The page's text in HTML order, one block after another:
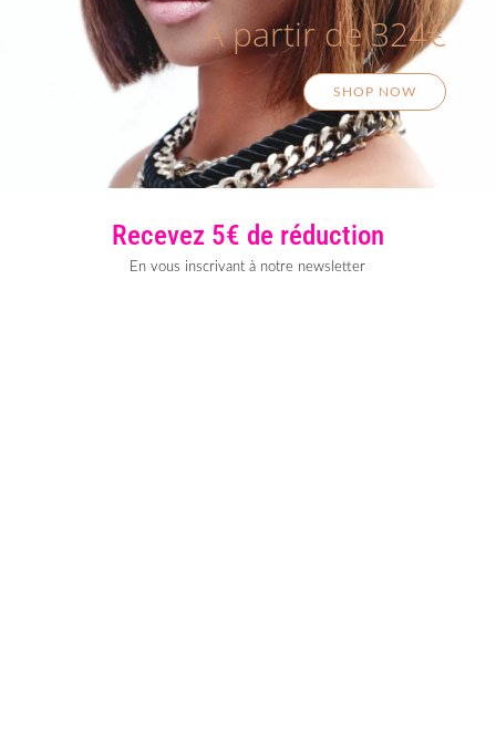
A partir de 324€
SHOP NOW
Recevez 5€ de réduction
En vous inscrivant à notre newsletter